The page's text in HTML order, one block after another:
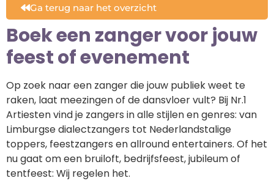
Ga terug naar het overzicht
Boek een zanger voor jouw
feest of evenement
Op zoek naar een zanger die jouw publiek weet te
raken, laat meezingen of de dansvloer vult? Bij Nr.1
Artiesten vind je zangers in alle stijlen en genres: van
Limburgse dialectzangers tot Nederlandstalige
toppers, feestzangers en allround entertainers. Of het
nu gaat om een bruiloft, bedrijfsfeest, jubileum of
tentfeest: Wij regelen het.